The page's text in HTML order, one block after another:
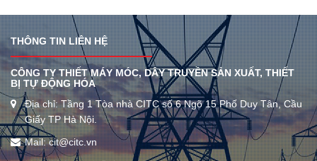
THÔNG TIN LIÊN HỆ
CÔNG TY THIẾT MÁY MÓC, DÂY TRUYỀN SẢN XUẤT, THIẾT
BỊ TỰ ĐỘNG HÓA
Địa chỉ: Tầng 1 Tòa nhà CITC số 6 Ngõ 15 Phố Duy Tân, Cầu
Giấy TP Hà Nội.
Mail: cit@citc.vn